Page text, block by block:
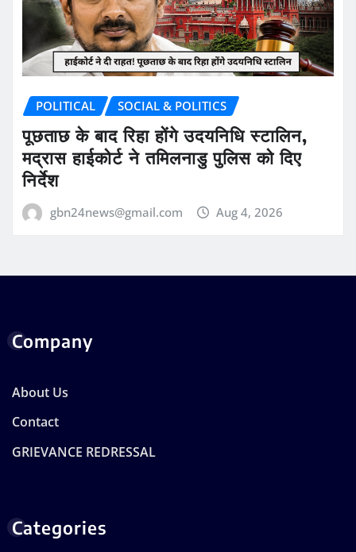
POLITICAL SOCIAL & POLITICS
पूछताछ के बाद रिहा होंगे उदयनिधि स्टालिन,
मद्रास हाईकोर्ट ने तमिलनाडु पुलिस को दिए
निर्देश
gbn24news@gmail.com Aug 4, 2026
Company
About Us
Contact
GRIEVANCE REDRESSAL
Categories